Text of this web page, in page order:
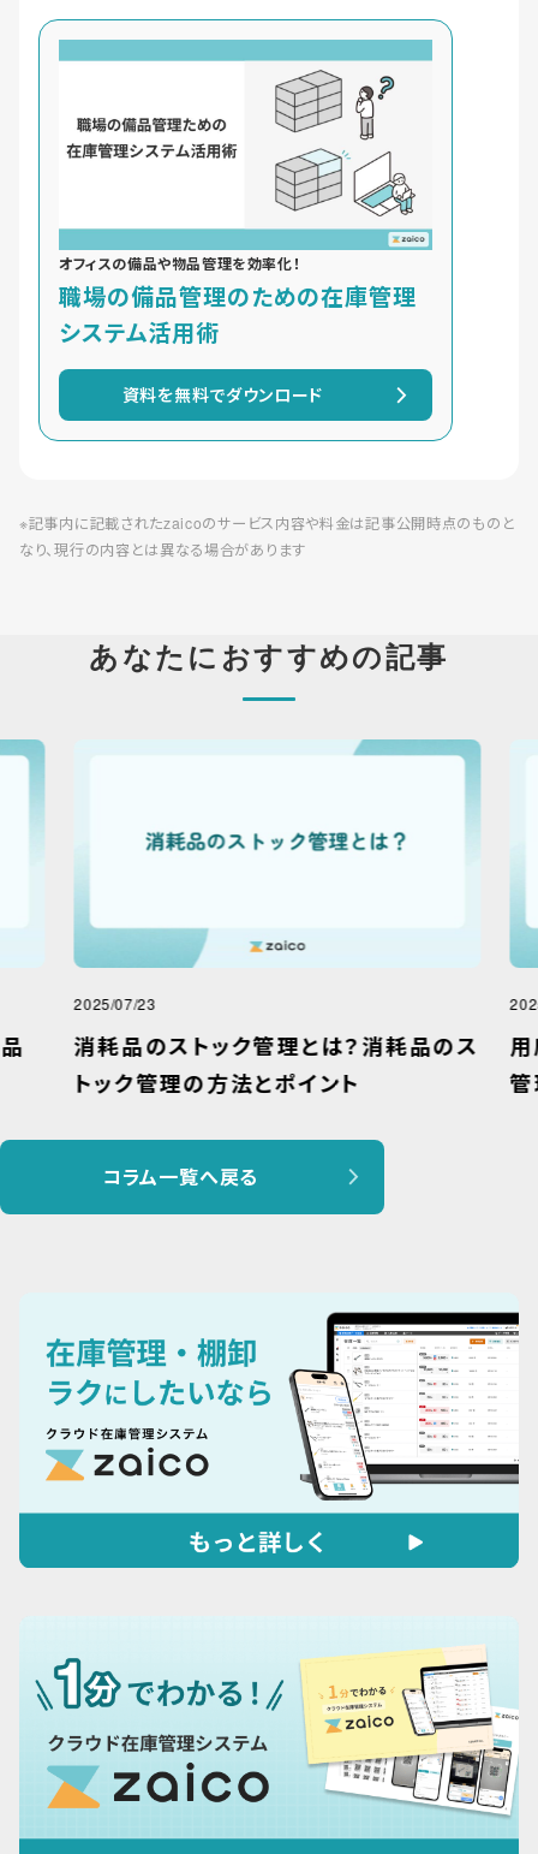
オフィスの備品や物品管理を効率化！
職場の備品管理のための在庫管理
システム活用術
資料を無料でダウンロード
※記事内に記載されたzaicoのサービス内容や料金は記事公開時点のものと
なり、現行の内容とは異なる場合があります
あなたにおすすめの記事
2025/07/23
消耗品のストック管理とは？消耗品のス
トック管理の方法とポイント
管
コラム一覧へ戻る